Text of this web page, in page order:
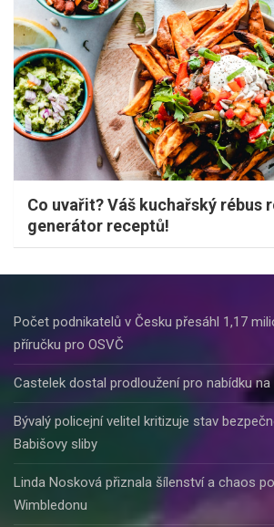
Co uvařit? Váš kuchařský rébus
generátor receptů!
Počet podnikatelů v Česku přesáhl 1,17
příručku pro OSVČ
Castelek dostal prodloužení pro nabídku
Bývalý policejní velitel kritizuje stav
Babišovy sliby
Linda Nosková přiznala šílenství a chaos
Wimbledonu